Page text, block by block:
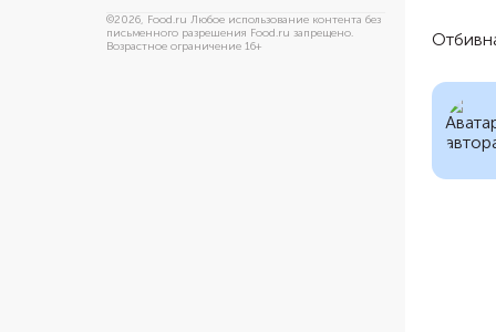
©2026, Food.ru Любое использование контента без
письменного разрешения Food.ru запрещено.
Возрастное ограничение 16+